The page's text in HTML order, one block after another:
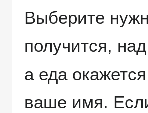
Выберите
получится,
а еда
ваше имя.